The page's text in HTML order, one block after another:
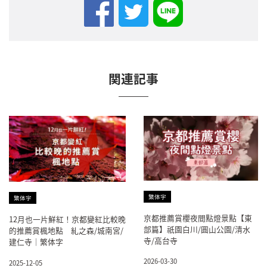
関連記事
繁体字
12月也一片鮮紅！京都變紅比較晚
的推薦賞楓地點 糺之森/城南宮/
建仁寺｜繁体字
2025-12-05
繁体字
京都推薦賞櫻夜間點燈景點【東
部篇】祇園白川/圓山公園/清水
寺/高台寺
2026-03-30